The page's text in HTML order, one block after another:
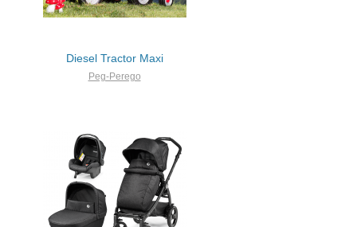
Diesel Tractor Maxi
Peg-Perego